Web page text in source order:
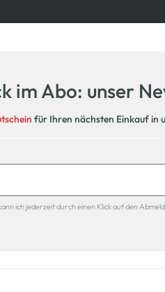
im Abo: unser
für Ihren nächsten Einkauf in
ich jederzeit durch einen Klick auf den